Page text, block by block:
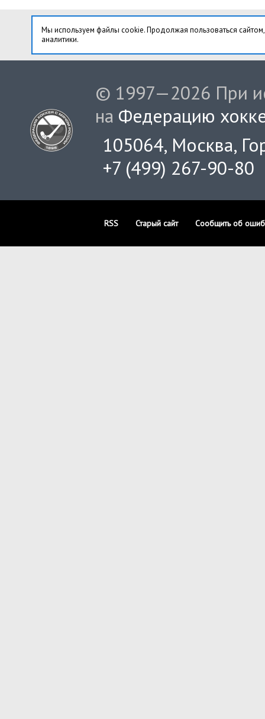
Мы используем файлы cookie. Продолжая пользоваться
аналитики.
© 1997—2026 При
на Федерацию
105064, Москва,
+7 (499) 267-90-80
RSS Старый сайт Сообщить об